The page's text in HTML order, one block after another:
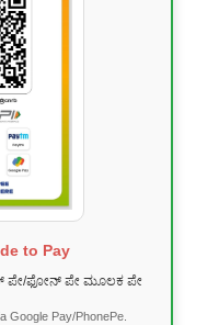
to Pay
ಪೇ/ಫೋನ್ ಪೇ ಮೂಲಕ ಪೇ
Google Pay/PhonePe.